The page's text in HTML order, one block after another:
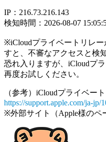
IP：216.73.216.143
検知時間：2026-08-07
※iCloudプライベートリレ
すと、不審なアクセスと検
恐れ入りますが、iCloudプ
再度お試しください。
（参考）iCloudプライベー
https://support.apple.com/ja-jp/
※外部サイト（Apple様のペ